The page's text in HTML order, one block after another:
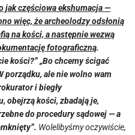
jak częściowa ekshumacja —
więc, że archeolodzy odsłonią
na kości, a następnie wezwą
fotograficzną.
kości?” „Bo chcemy ścigać
porządku, ale nie wolno wam
i biegły
obejrzą kości, zbadają je,
do procedury sądowej — a
Wolelibyśmy oczywiście,